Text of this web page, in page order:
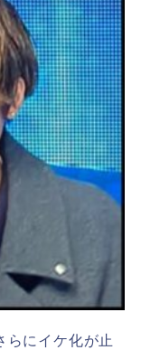
らにイケ化が止